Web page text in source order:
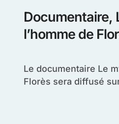
Documentaire,
l’homme de
Le documentaire Le mystère de l’homme de
Florès sera diffusé